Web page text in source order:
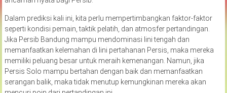
Dalam prediksi kali ini, kita perlu mempertimbangkan faktor-faktor
seperti kondisi pemain, taktik pelatih, dan atmosfer pertandingan.
Jika Persib Bandung mampu mendominasi lini tengah dan
memanfaatkan kelemahan di lini pertahanan Persis, maka mereka
memiliki peluang besar untuk meraih kemenangan. Namun, jika
Persis Solo mampu bertahan dengan baik dan memanfaatkan
serangan balik, maka tidak menutup kemungkinan mereka akan